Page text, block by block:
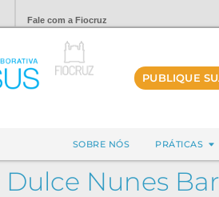
Fale com a Fiocruz
PUBLIQUE
SOBRE NÓS PRÁTICAS
Dulce Nunes